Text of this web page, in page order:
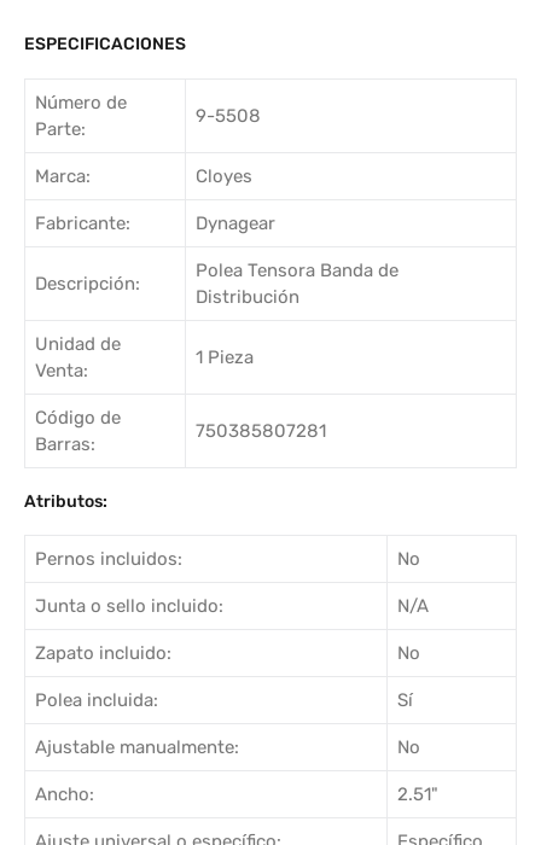
ESPECIFICACIONES
Número de
Parte:
9-5508
Marca: Cloyes
Fabricante: Dynagear
Descripción:
Polea Tensora Banda de
Distribución
Unidad de
Venta:
1 Pieza
Código de
Barras:
750385807281
Atributos:
Pernos incluidos: No
Junta o sello incluido: N/A
Zapato incluido: No
Polea incluida: Sí
Ajustable manualmente: No
Ancho: 2.51"